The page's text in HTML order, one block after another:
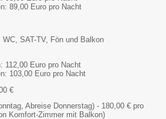
89,00 Euro pro Nacht
SAT-TV, Fön und Balkon
112,00 Euro pro Nacht
103,00 Euro pro Nacht
€
Abreise Donnerstag) - 180,00 € pro
Komfort-Zimmer mit Balkon)